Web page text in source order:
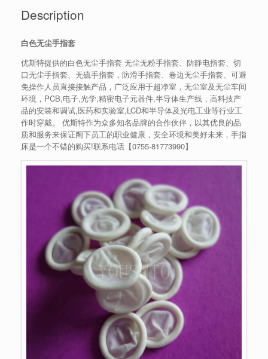
Description
白色无尘手指套
优斯特提供的白色无尘手指套 无尘无粉手指套、防静电指套、切
口无尘手指套、无硫手指套，防滑手指套、卷边无尘手指套、可避
免操作人员直接接触产品，广泛应用于超净室，无尘室及无尘车间
环境，PCB,电子,光学,精密电子元器件,半导体生产线，高科技产
品的安装和调试,医药和实验室,LCD和半导体及光电工业等行业工
作时穿戴。 优斯特作为众多知名品牌的合作伙伴，以其优良的品
质和服务来保证阁下员工的职业健康，安全环境和美好未来，手指
床是一个不错的购买!联系电话【0755-81773990】